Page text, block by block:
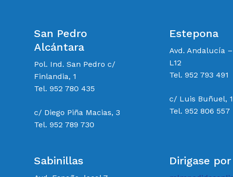
San Pedro
Alcántara
Pol. Ind. San Pedro c/
Finlandia, 1
Tel. 952 780 435
c/ Diego Piña Macias, 3
Tel. 952 789 730
Estepona
Avd. Andalucía
L12
Tel. 952 793 491
c/ Luis Buñuel,
Tel. 952 806 557
Sabinillas Dirigase